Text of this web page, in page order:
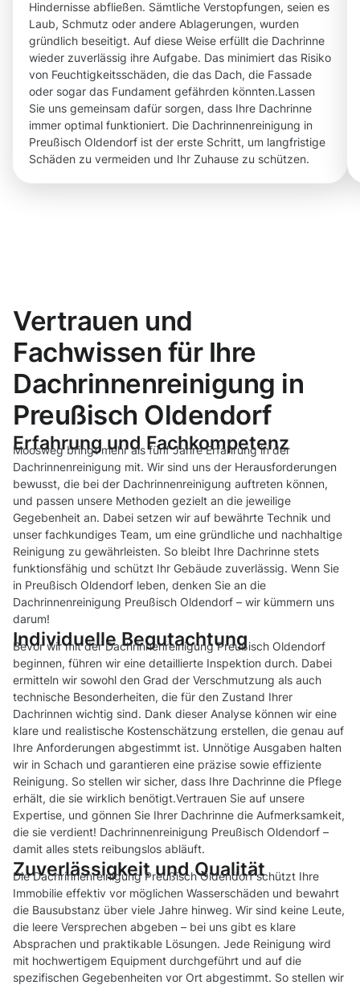
Hindernisse abfließen. Sämtliche Verstopfungen, seien es
Laub, Schmutz oder andere Ablagerungen, wurden
gründlich beseitigt. Auf diese Weise erfüllt die Dachrinne
wieder zuverlässig ihre Aufgabe. Das minimiert das Risiko
von Feuchtigkeitsschäden, die das Dach, die Fassade
oder sogar das Fundament gefährden könnten.Lassen
Sie uns gemeinsam dafür sorgen, dass Ihre Dachrinne
immer optimal funktioniert. Die Dachrinnenreinigung in
Preußisch Oldendorf ist der erste Schritt, um langfristige
Schäden zu vermeiden und Ihr Zuhause zu schützen.
Vertrauen und
Fachwissen für Ihre
Dachrinnenreinigung in
Preußisch Oldendorf
Erfahrung und Fachkompetenz
Moosweg bringt mehr als fünf Jahre Erfahrung in der
Dachrinnenreinigung mit. Wir sind uns der Herausforderungen
bewusst, die bei der Dachrinnenreinigung auftreten können,
und passen unsere Methoden gezielt an die jeweilige
Gegebenheit an. Dabei setzen wir auf bewährte Technik und
unser fachkundiges Team, um eine gründliche und nachhaltige
Reinigung zu gewährleisten. So bleibt Ihre Dachrinne stets
funktionsfähig und schützt Ihr Gebäude zuverlässig. Wenn Sie
in Preußisch Oldendorf leben, denken Sie an die
Dachrinnenreinigung Preußisch Oldendorf – wir kümmern uns
darum!
Individuelle Begutachtung
Bevor wir mit der Dachrinnenreinigung Preußisch Oldendorf
beginnen, führen wir eine detaillierte Inspektion durch. Dabei
ermitteln wir sowohl den Grad der Verschmutzung als auch
technische Besonderheiten, die für den Zustand Ihrer
Dachrinnen wichtig sind. Dank dieser Analyse können wir eine
klare und realistische Kostenschätzung erstellen, die genau auf
Ihre Anforderungen abgestimmt ist. Unnötige Ausgaben halten
wir in Schach und garantieren eine präzise sowie effiziente
Reinigung. So stellen wir sicher, dass Ihre Dachrinne die Pflege
erhält, die sie wirklich benötigt.Vertrauen Sie auf unsere
Expertise, und gönnen Sie Ihrer Dachrinne die Aufmerksamkeit,
die sie verdient! Dachrinnenreinigung Preußisch Oldendorf –
damit alles stets reibungslos abläuft.
Zuverlässigkeit und Qualität
Die Dachrinnenreinigung Preußisch Oldendorf schützt Ihre
Immobilie effektiv vor möglichen Wasserschäden und bewahrt
die Bausubstanz über viele Jahre hinweg. Wir sind keine Leute,
die leere Versprechen abgeben – bei uns gibt es klare
Absprachen und praktikable Lösungen. Jede Reinigung wird
mit hochwertigem Equipment durchgeführt und auf die
spezifischen Gegebenheiten vor Ort abgestimmt. So stellen wir